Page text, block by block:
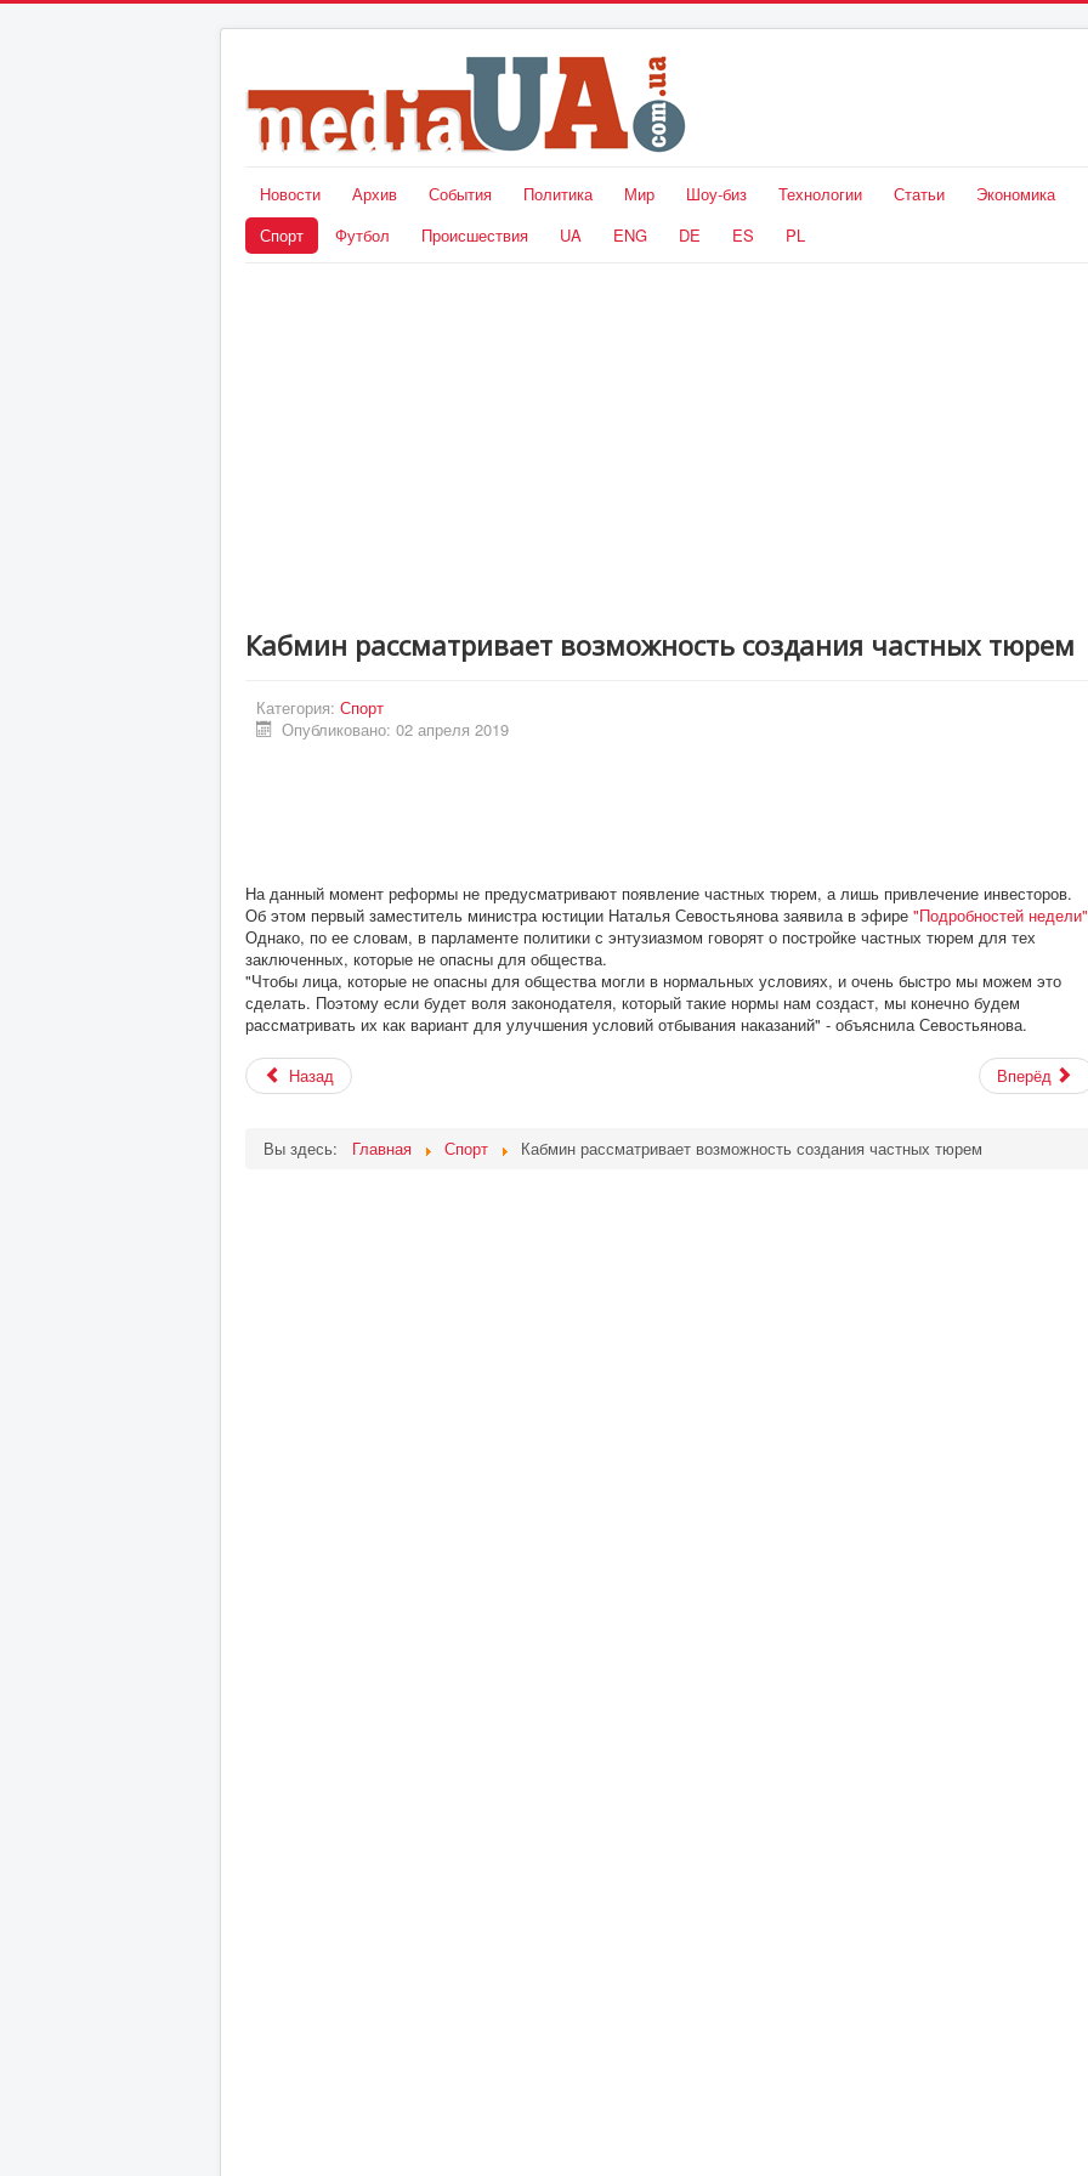
Новости Архив События Политика Мир Шоу-биз Технологии Статьи Экономика
Спорт
Футбол Происшествия UA ENG DE ES PL
Кабмин рассматривает возможность создания частных тюрем
Категория: Спорт
Опубликовано: 02 апреля 2019
На данный момент реформы не предусматривают появление частных тюрем, а лишь привлечение инвесторов.
Об этом первый заместитель министра юстиции Наталья Севостьянова заявила в эфире "Подробностей недели"
Однако, по ее словам, в парламенте политики с энтузиазмом говорят о постройке частных тюрем для тех
заключенных, которые не опасны для общества.
"Чтобы лица, которые не опасны для общества могли в нормальных условиях, и очень быстро мы можем это
сделать. Поэтому если будет воля законодателя, который такие нормы нам создаст, мы конечно будем
рассматривать их как вариант для улучшения условий отбывания наказаний" - объяснила Севостьянова.
Назад Вперёд
Вы здесь: Главная Спорт Кабмин рассматривает возможность создания частных тюрем